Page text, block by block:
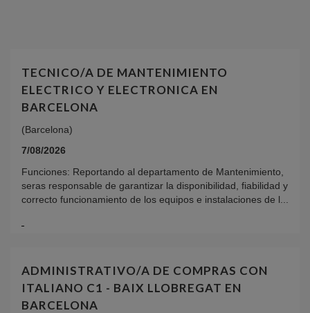
TECNICO/A DE MANTENIMIENTO
ELECTRICO Y ELECTRONICA EN
BARCELONA
(Barcelona)
7/08/2026
Funciones: Reportando al departamento de Mantenimiento,
seras responsable de garantizar la disponibilidad, fiabilidad y
correcto funcionamiento de los equipos e instalaciones de l...
ADMINISTRATIVO/A DE COMPRAS CON
ITALIANO C1 - BAIX LLOBREGAT EN
BARCELONA